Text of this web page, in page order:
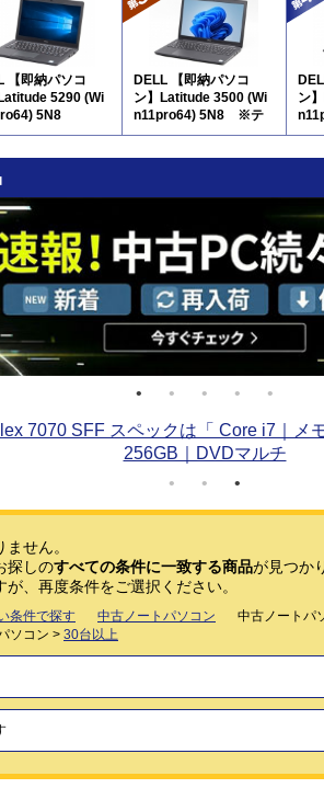
【即納パソコ
5290 (Wi
5N8
DELL 【即納パソコ
ン】Latitude 3500 (Wi
n11pro64) 5N8 ※テ
ンキー付
ン
N8
せん。
探しのすべての条件に一致する商品が見つか
が、再度条件をご選択ください。
条件で探す 中古ノートパソコン 中古ノートパ
ソコン > 30台以上